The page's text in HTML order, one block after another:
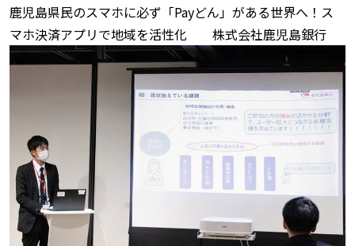
鹿児島県民のスマホに必ず「Payどん」がある世界へ！ス
マホ決済アプリで地域を活性化
株式会社鹿児島銀行